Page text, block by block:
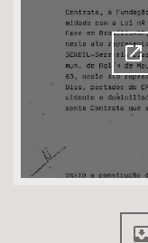
Área de Levantamento
Área Protegida